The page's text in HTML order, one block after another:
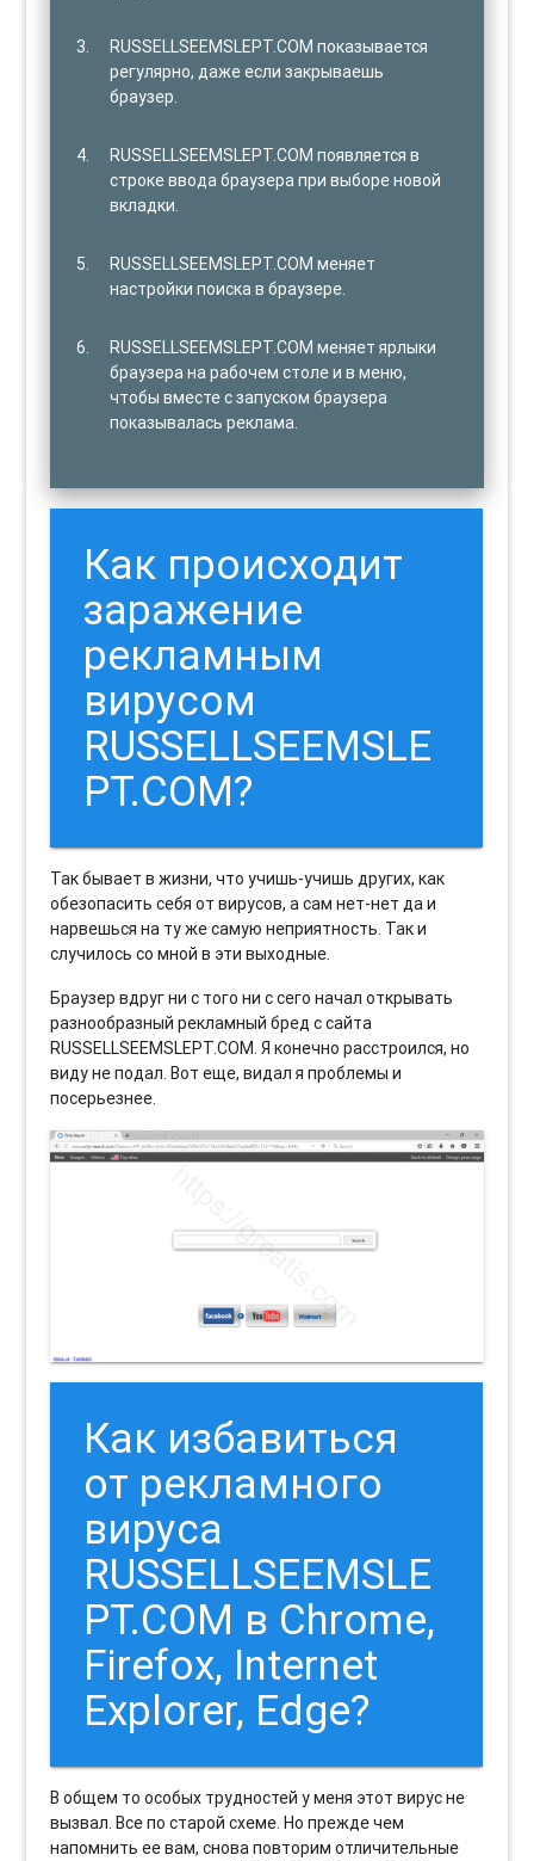
RUSSELLSEEMSLEPT.COM показывается
регулярно, даже если закрываешь
браузер.
RUSSELLSEEMSLEPT.COM появляется в
строке ввода браузера при выборе новой
вкладки.
RUSSELLSEEMSLEPT.COM меняет
настройки поиска в браузере.
RUSSELLSEEMSLEPT.COM меняет ярлыки
браузера на рабочем столе и в меню,
чтобы вместе с запуском браузера
показывалась реклама.
Как происходит
заражение
рекламным
вирусом
RUSSELLSEEMSLE
PT.COM?
Так бывает в жизни, что учишь-учишь других, как
обезопасить себя от вирусов, а сам нет-нет да и
нарвешься на ту же самую неприятность. Так и
случилось со мной в эти выходные.
Браузер вдруг ни с того ни с сего начал открывать
разнообразный рекламный бред с сайта
RUSSELLSEEMSLEPT.COM. Я конечно расстроился, но
виду не подал. Вот еще, видал я проблемы и
посерьезнее.
Как избавиться
от рекламного
вируса
RUSSELLSEEMSLE
PT.COM в Chrome,
Firefox, Internet
Explorer, Edge?
В общем то особых трудностей у меня этот вирус не
вызвал. Все по старой схеме. Но прежде чем
напомнить ее вам, снова повторим отличительные